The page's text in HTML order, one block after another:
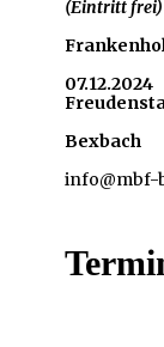
(Eintritt frei)
16 bis
07.12.2024
Wir
Bexbach
Bei
info@mbf-